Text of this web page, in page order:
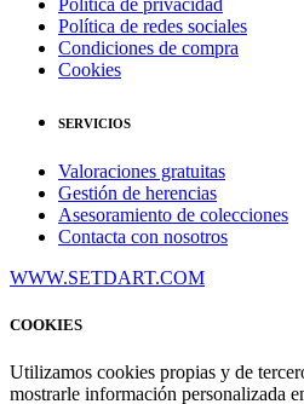
Política de privacidad
Política de redes sociales
Condiciones de compra
Cookies
SERVICIOS
Valoraciones gratuitas
Gestión de herencias
Asesoramiento de colecciones
Contacta con nosotros
WWW.SETDART.COM
COOKIES
Utilizamos cookies propias y de
mostrarle información personalizada